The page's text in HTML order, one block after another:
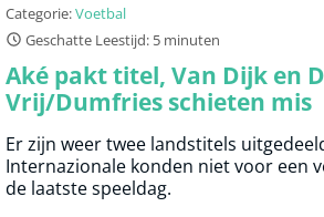
Categorie:Voetbal
Geschatte Leestijd: 5 minuten
Aké pakt titel, Van Dijk en
Vrij/Dumfries schieten mis
Er zijn weer twee landstitels
Internazionale konden niet voor een
de laatste speeldag.